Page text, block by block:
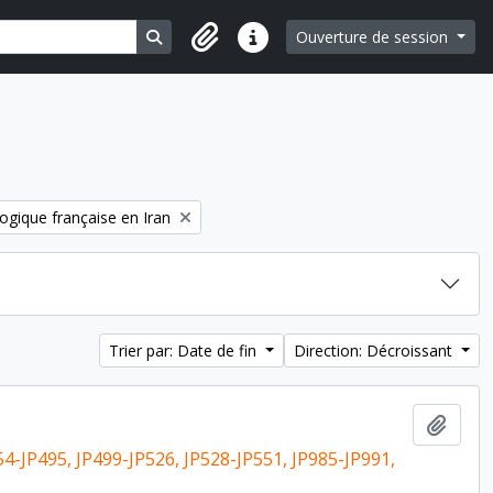
Search in browse page
Liens rapidesOuverture de session
française en Iran
Trier par: Date de fin Direction: Décroissant
JP495, JP499-JP526, JP528-JP551, JP985-JP991,